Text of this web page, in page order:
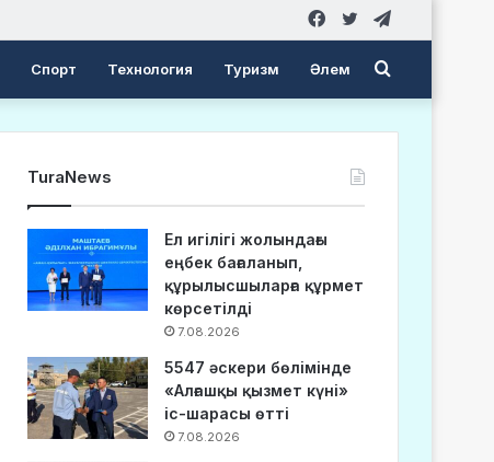
Twitter
Facebook
Спорт Технология Туризм Әлем Search
for
TuraNews
Ел игілігі жолындағы
еңбек бағаланып,
құрылысшыларға құрмет
көрсетілді
7.08.2026
5547 әскери бөлімінде
«Алғашқы қызмет күні»
іс-шарасы өтті
7.08.2026